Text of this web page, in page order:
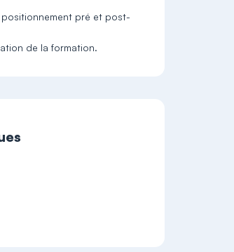
pré et post-
de la formation.